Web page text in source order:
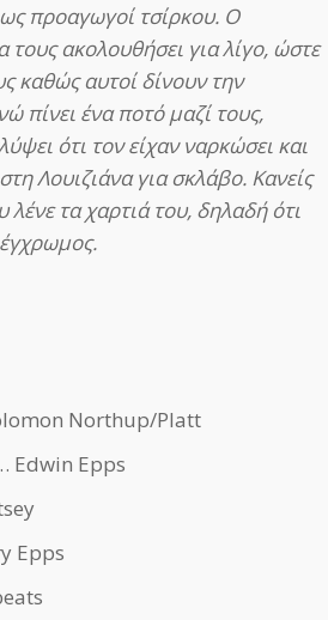
προαγωγοί τσίρκου. Ο
ακολουθήσει για λίγο, ώστε
καθώς αυτοί δίνουν την
πίνει ένα ποτό μαζί τους,
ότι τον είχαν ναρκώσει και
Λουιζιάνα για σκλάβο. Κανείς
λένε τα χαρτιά του, δηλαδή ότι
έγχρωμος.
Northup/Platt
Edwin Epps
Epps